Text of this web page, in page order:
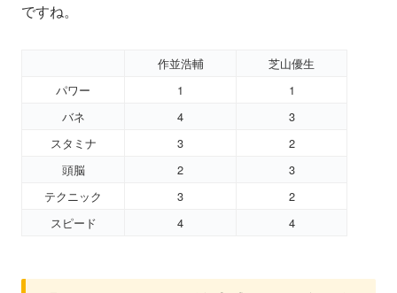
ですね。
作並浩輔
芝山優生
パワー
1
1
バネ
4
3
スタミナ
3
2
頭脳
2
3
テクニック
3
2
スピード
4 4